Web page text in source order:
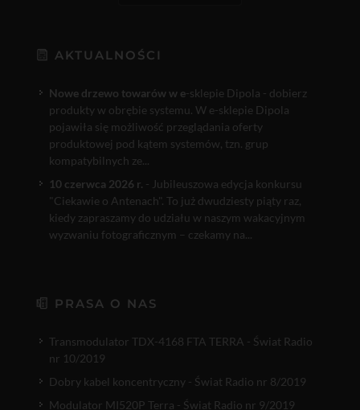
AKTUALNOŚCI
Nowe drzewo towarów w e-sklepie Dipola - dobierz
produkty w obrębie systemu. W e-sklepie Dipola
pojawiła się możliwość przeglądania oferty
produktowej pod kątem systemów, tzn. grup
kompatybilnych ze...
10 czerwca 2026 r. - Jubileuszowa edycja konkursu
"Ciekawie o Antenach". To już dwudziesty piąty raz,
kiedy zapraszamy do udziału w naszym wakacyjnym
wyzwaniu fotograficznym – czekamy na...
PRASA O NAS
Transmodulator TDX-4168 FTA TERRA - Świat Radio
nr 10/2019
Dobry kabel koncentryczny - Świat Radio nr 8/2019
Modulator MI520P Terra - Świat Radio nr 9/2019